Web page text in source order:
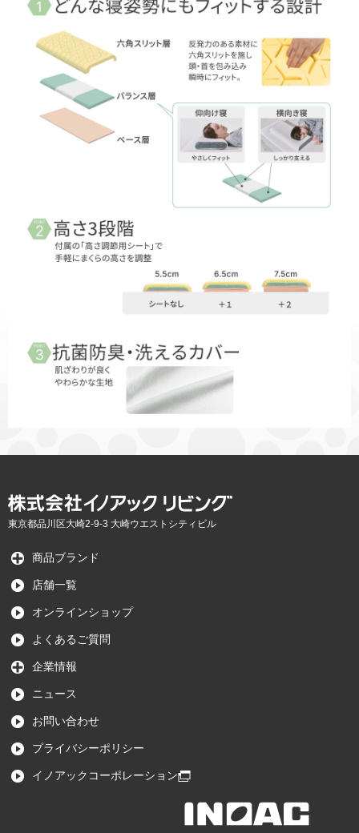
東京都品川区大崎2-9-3 大崎ウエストシティビル
商品ブランド
店舗一覧
オンラインショップ
よくあるご質問
企業情報
ニュース
お問い合わせ
プライバシーポリシー
イノアックコーポレーション